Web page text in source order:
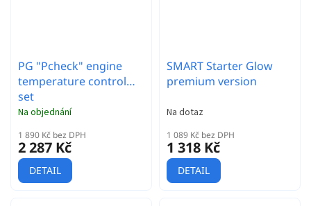
PG "Pcheck" engine
temperature control
set
Na objednání
1 890 Kč bez DPH
2 287 Kč
DETAIL
SMART Starter Glow
premium version
Na dotaz
1 089 Kč bez DPH
1 318 Kč
DETAIL